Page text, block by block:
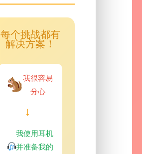
每个挑战都有
解决方案！
我很容易
分心
→
我使用耳机
并准备我的